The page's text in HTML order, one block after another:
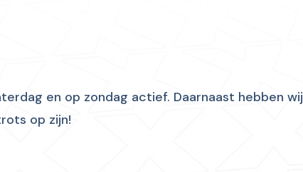
en op zondag actief. Daarnaast hebben wij
op zijn!